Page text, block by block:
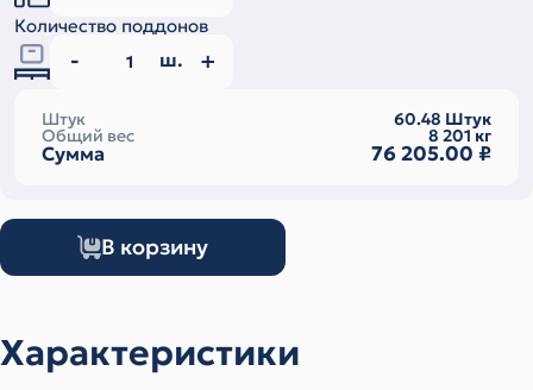
Количество поддонов
ш.
Штук 60.48 Штук
Общий вес 8 201кг
Сумма 76 205.00 ₽
В корзину
Характеристики